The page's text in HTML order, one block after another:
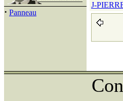
· Panneau
J-